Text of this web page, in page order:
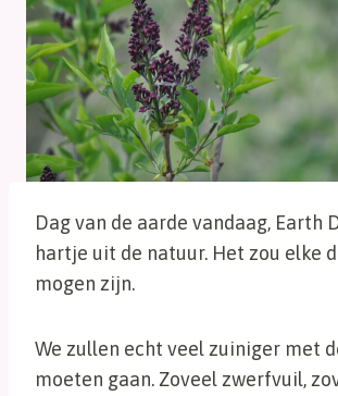
Dag van de aarde vandaag, Earth
hartje uit de natuur. Het zou elke
mogen zijn.
We zullen echt veel zuiniger met
moeten gaan. Zoveel zwerfvuil,